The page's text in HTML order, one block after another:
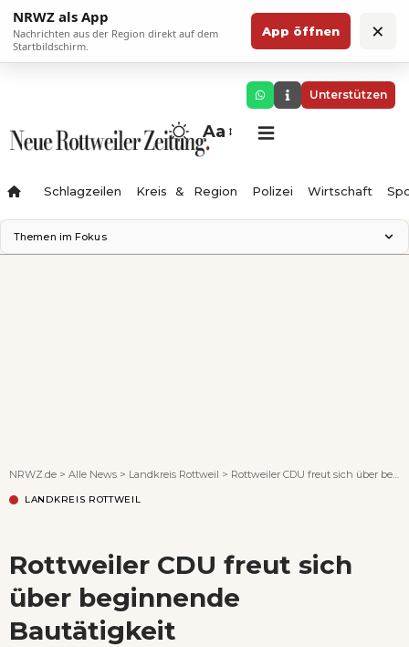
NRWZ als App
Nachrichten aus der Region direkt auf dem
Startbildschirm.
App öffnen ×
Unterstützen
Aa
Schlagzeilen Kreis & Region Polizei Wirtschaft
Themen im Fokus
NRWZ.de > Alle News > Landkreis Rottweil > Rottweiler CDU freut sich über beginnende Bautätigkeit
LANDKREIS ROTTWEIL
Rottweiler CDU freut sich
über beginnende
Bautätigkeit